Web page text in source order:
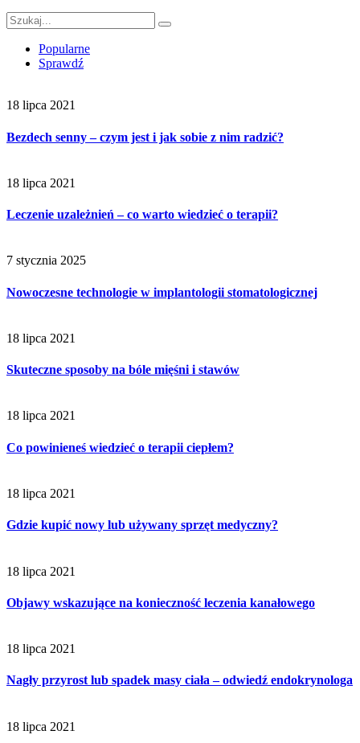
Popularne
Sprawdź
18 lipca 2021
Bezdech senny – czym jest i jak sobie z nim radzić?
18 lipca 2021
Leczenie uzależnień – co warto wiedzieć o terapii?
7 stycznia 2025
Nowoczesne technologie w implantologii stomatologicznej
18 lipca 2021
Skuteczne sposoby na bóle mięśni i stawów
18 lipca 2021
Co powinieneś wiedzieć o terapii ciepłem?
18 lipca 2021
Gdzie kupić nowy lub używany sprzęt medyczny?
18 lipca 2021
Objawy wskazujące na konieczność leczenia kanałowego
18 lipca 2021
Nagły przyrost lub spadek masy ciała – odwiedź endokrynologa
18 lipca 2021